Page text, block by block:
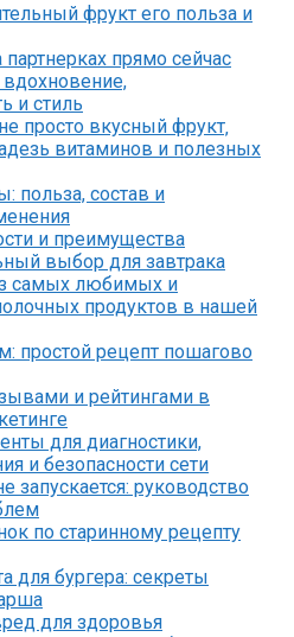
фрукт его польза и
прямо сейчас
и стиль
просто вкусный фрукт‚
витаминов и полезных
польза, состав и
и преимущества
выбор для завтрака
самых любимых и
продуктов в нашей
простой рецепт пошагово
и рейтингами в
для диагностики,
и безопасности сети
запускается: руководство
по старинному рецепту
для бургера: секреты
для здоровья